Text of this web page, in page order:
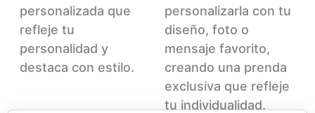
personalizada que
refleje tu
personalidad y
destaca con estilo.
personalizarla con tu
diseño, foto o
mensaje favorito,
creando una prenda
exclusiva que refleje
tu individualidad.